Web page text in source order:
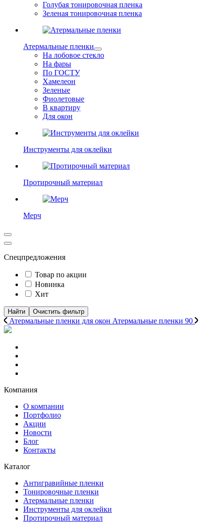
Голубая тонировочная пленка
Зеленая тонировочная пленка
Атермальные пленки
На лобовое стекло
На фары
По ГОСТУ
Хамелеон
Зеленые
Фиолетовые
В квартиру
Для окон
Инструменты для оклейки
Протирочный материал
Мерч
Спецпредложения
Товар по акции
Новинка
Хит
Найти Очистить фильтр
Атермальные пленки для окон Атермальные пленки 90
Компания
О компании
Портфолио
Акции
Новости
Блог
Контакты
Каталог
Антигравийные пленки
Тонировочные пленки
Атермальные пленки
Инструменты для оклейки
Протирочный материал